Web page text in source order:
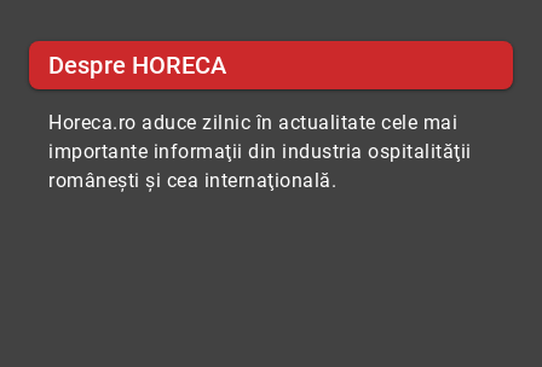
Despre HORECA
Horeca.ro aduce zilnic în actualitate cele mai
importante informaţii din industria ospitalităţii
româneşti şi cea internaţională.